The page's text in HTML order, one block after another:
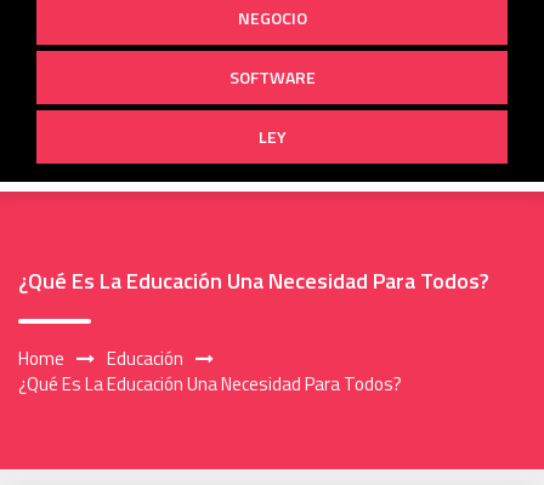
NEGOCIO
SOFTWARE
LEY
¿Qué Es La Educación Una Necesidad Para Todos?
Home
Educación
¿Qué Es La Educación Una Necesidad Para Todos?